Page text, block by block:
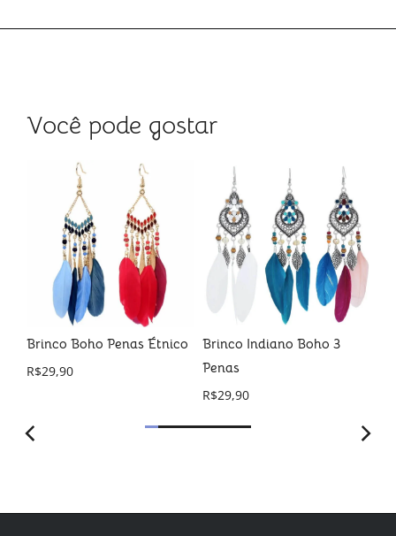
Você pode gostar
Brinco Boho Penas Étnico
R$29,90
Brinco Indiano Boho 3
Penas
R$29,90